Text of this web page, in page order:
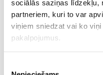
sociālās saziņas līdzekļu,
partneriem, kuri to var
viņiem sniedzat vai ko
pakalpojumus.
качественными
удовлетворённость
главной ценностью.
Vse dlja